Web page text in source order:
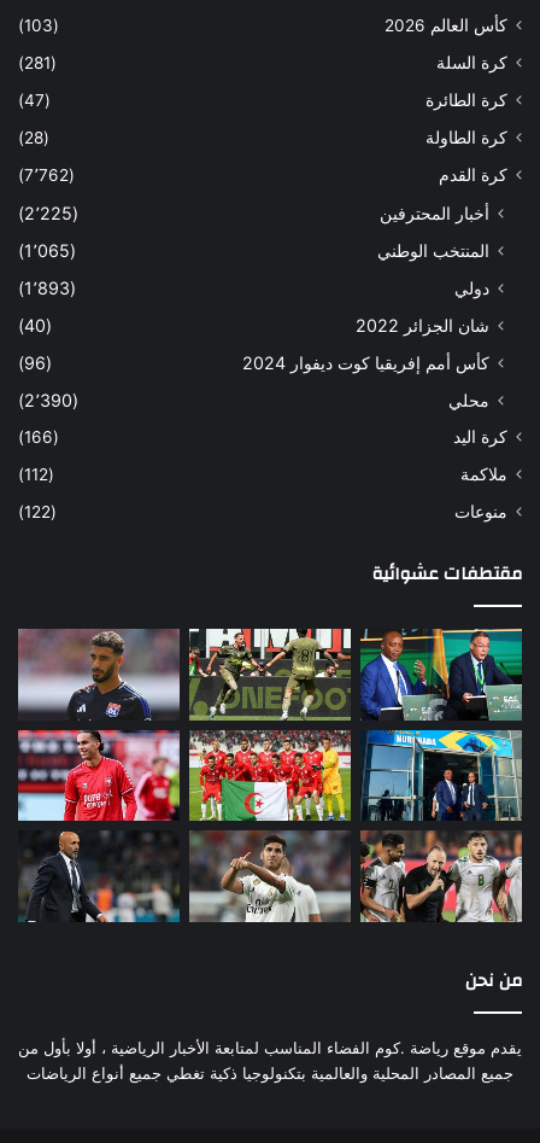
كأس العالم 2026
(103)
كرة السلة
(281)
كرة الطائرة
(47)
كرة الطاولة
(28)
كرة القدم
(7٬762)
أخبار المحترفين
(2٬225)
المنتخب الوطني
(1٬065)
دولي
(1٬893)
شان الجزائر 2022
(40)
كأس أمم إفريقيا كوت ديفوار 2024
(96)
محلي
(2٬390)
كرة اليد
(166)
ملاكمة
(112)
منوعات
(122)
مقتطفات عشوائية
من نحن
يقدم موقع رياضة .كوم الفضاء المناسب لمتابعة الأخبار الرياضية ، أولا بأول من
جميع المصادر المحلية والعالمية بتكنولوجيا ذكية تغطي جميع أنواع الرياضات